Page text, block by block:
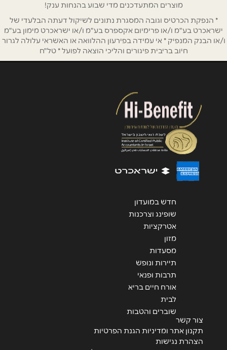
נושא*
אנא חזרו אלי בקשר ל...
הודעה*
שליחה
עאסי סנטר
04-9576622
מוצרים המתעדכנים מדי שבוע בהנחות ענק!
* הנפקת הכרטיס וגובה המסגרת נתונים לשיקול דעתה הבלעדי של
ישראכרט בע"מ ו/או פרימיום אקספרס בע"מ ו/או ישראכרט מימון בע"מ
ו/או הבנק המנפיק * אי עמידה בפירעון ההלוואה או האשראי עלולה לגרור
חיוב בריבית פיגורים והליכי הוצאה לפועל * טל"ח
חדש במועדון
שופינג וצרכנות
אטרקציות
מזון
מסעדות
תיירות ונופש
תרבות ופנאי
אורח חיים בריא
לבית
שוברים והטבות
צור קשר
תקנון אתר ומדיניות הגנת הפרטיות
הצהרת נגישות